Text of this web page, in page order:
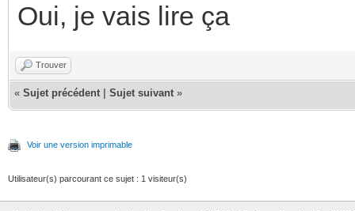
Oui, je vais lire ça
Trouver
« Sujet précédent Sujet suivant »
Voir une version imprimable
Utilisateur(s) parcourant ce sujet : 1 visiteur(s)